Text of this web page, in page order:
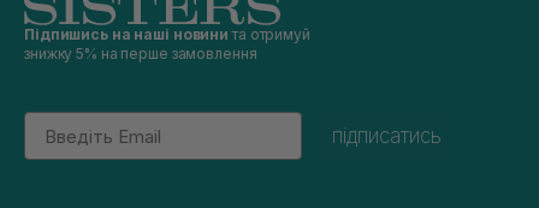
Підпишись на наші новини та отримуй
знижку 5% на перше замовлення
Email
підписатись